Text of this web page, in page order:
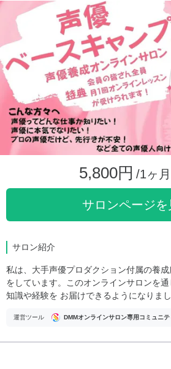
5,800円 /1ヶ
サロンページを
サロン紹介
私は、大手声優プロダクション付属の養
をしています。このオンラインサロンを
知識や経験を お届けできるようになりまし
運営ツール DMMオンラインサロン専用コミュニテ